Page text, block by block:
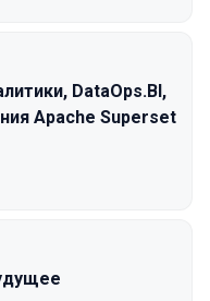
DataOps.BI,
Apache Superset